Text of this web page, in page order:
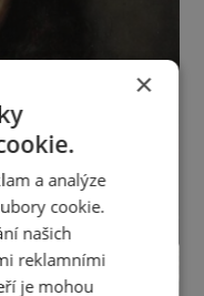
×
a analýze
cookie.
našich
reklamními
je mohou